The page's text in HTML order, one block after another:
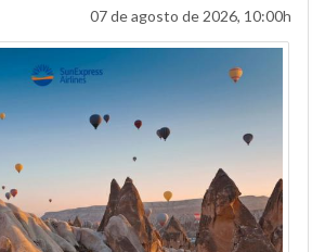
07 de agosto de 2026, 10:00h